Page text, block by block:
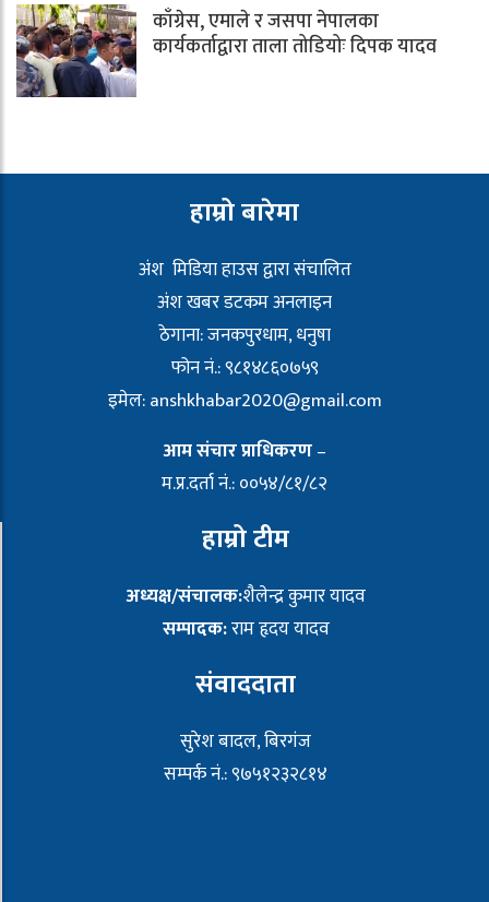
काँग्रेस, एमाले र जसपा नेपालका
कार्यकर्ताद्वारा ताला तोडियोः दिपक यादव
हाम्रो बारेमा
अंश मिडिया हाउस द्वारा संचालित
अंश खबर डटकम अनलाइन
ठेगाना: जनकपुरधाम, धनुषा
फोन नं.: ९८१४८६०७५९
इमेल:anshkhabar2020@gmail.com
आम संचार प्राधिकरण–
म.प्र.दर्ता नं.: ००५४/८१/८२
हाम्रो टीम
अध्यक्ष/संचालक:शैलेन्द्र कुमार यादव
सम्पादक:राम हृदय यादव
संवाददाता
सुरेश बादल, बिरगंज
सम्पर्क नं.: ९७५१२३२८१४